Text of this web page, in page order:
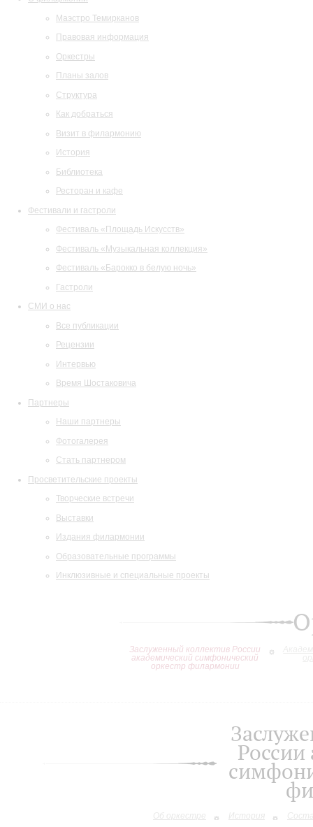
Маэстро Темирканов
Правовая информация
Оркестры
Планы залов
Структура
Как добраться
Визит в филармонию
История
Библиотека
Ресторан и кафе
Фестивали и гастроли
Фестиваль «Площадь Искусств»
Фестиваль «Музыкальная коллекция»
Фестиваль «Барокко в белую ночь»
Гастроли
СМИ о нас
Все публикации
Рецензии
Интервью
Время Шостаковича
Партнеры
Наши партнеры
Фотогалерея
Стать партнером
Просветительские проекты
Творческие встречи
Выставки
Издания филармонии
Образовательные программы
Инклюзивные и специальные проекты
Заслуженный коллектив России
академический симфонический
оркестр филармонии
Об оркестре История